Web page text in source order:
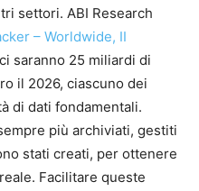
settori. ABI Research
– Worldwide, II
saranno 25 miliardi di
il 2026, ciascuno dei
di dati fondamentali.
più archiviati, gestiti
stati creati, per ottenere
Facilitare queste